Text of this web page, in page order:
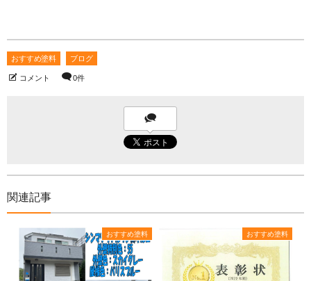
おすすめ塗料 ブログ
コメント 0件
関連記事
おすすめ塗料 おすすめ塗料